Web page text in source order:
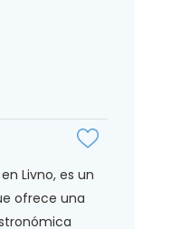
Livno, es un
ofrece una